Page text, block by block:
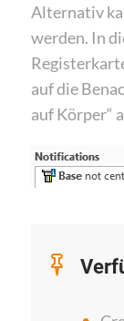
Alternativ
werden. In
auf die
auf Körper“